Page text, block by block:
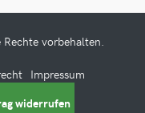
vorbehalten.
Impressum
widerrufen